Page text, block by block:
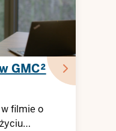
GMC²
filmie o